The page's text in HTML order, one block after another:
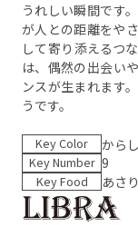
うれしい瞬間です
が人との距離をや
して寄り添えるつ
は、偶然の出会い
ンスが生まれます
うです。
Key Color からし
Key Number 9
Key Food あさ